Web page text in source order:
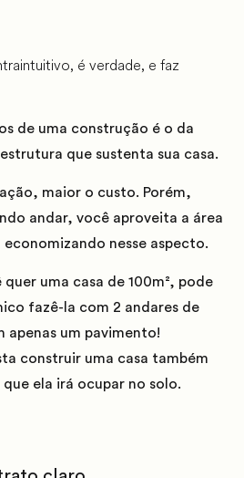
é verdade, e faz
de uma construção é o da
que sustenta sua casa.
maior o custo. Porém,
andar, você aproveita a área
nesse aspecto.
uma casa de 100m², pode
fazê-la com 2 andares de
apenas um pavimento!
construir uma casa também
ela irá ocupar no solo.